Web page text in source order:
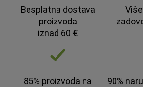
Besplatna dostava
proizvoda
iznad 60 €
85% proizvoda na
90%